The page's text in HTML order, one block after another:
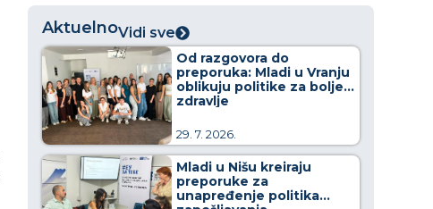
AktuelnoVidi sve
Od razgovora do
preporuka: Mladi u Vranju
oblikuju politike za bolje
zdravlje
29. 7. 2026.
Mladi u Nišu kreiraju
preporuke za
unapređenje politika